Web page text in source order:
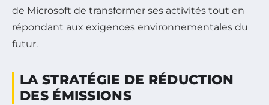
de Microsoft de transformer ses activités tout en
répondant aux exigences environnementales du
futur.
LA STRATÉGIE DE RÉDUCTION
DES ÉMISSIONS